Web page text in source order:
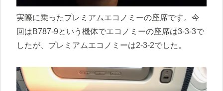
実際に乗ったプレミアムエコノミーの座席です。今
回はB787-9という機体でエコノミーの座席は3-3-3で
したが、プレミアムエコノミーは2-3-2でした。